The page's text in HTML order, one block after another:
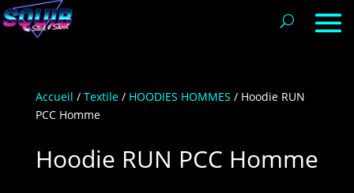
Accueil / Textile/ HOODIES HOMMES / Hoodie RUN
PCC Homme
Hoodie RUN PCC Homme